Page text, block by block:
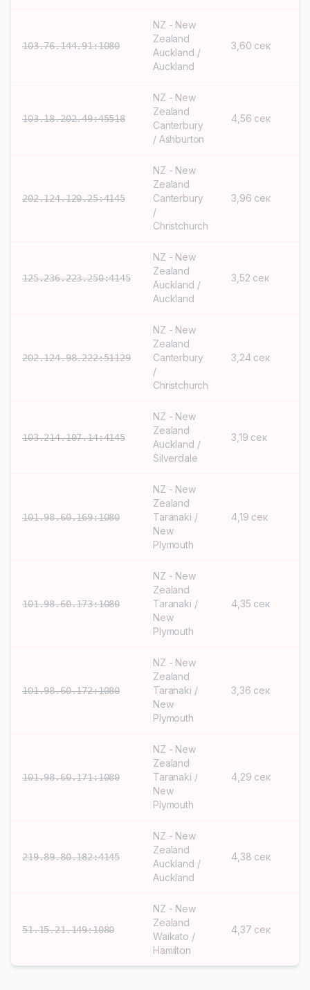
103.76.144.91:1080
NZ - New
Zealand
Auckland /
Auckland
3,60 сек
103.18.202.49:45518
NZ - New
Zealand
Canterbury
/ Ashburton
4,56 сек
202.124.120.25:4145
NZ - New
Zealand
Canterbury
/
Christchurch
3,96 сек
125.236.223.250:4145
NZ - New
Zealand
Auckland /
Auckland
3,52 сек
202.124.98.222:51129
NZ - New
Zealand
Canterbury
/
Christchurch
3,24 сек
103.214.107.14:4145
NZ - New
Zealand
Auckland /
Silverdale
3,19 сек
101.98.60.169:1080
NZ - New
Zealand
Taranaki /
New
Plymouth
4,19 сек
101.98.60.173:1080
NZ - New
Zealand
Taranaki /
New
Plymouth
4,35 сек
101.98.60.172:1080
NZ - New
Zealand
Taranaki /
New
Plymouth
3,36 сек
101.98.60.171:1080
NZ - New
Zealand
Taranaki /
New
Plymouth
4,29 сек
219.89.80.182:4145
NZ - New
Zealand
Auckland /
Auckland
4,38 сек
51.15.21.149:1080
NZ - New
Zealand
Waikato /
Hamilton
4,37 сек